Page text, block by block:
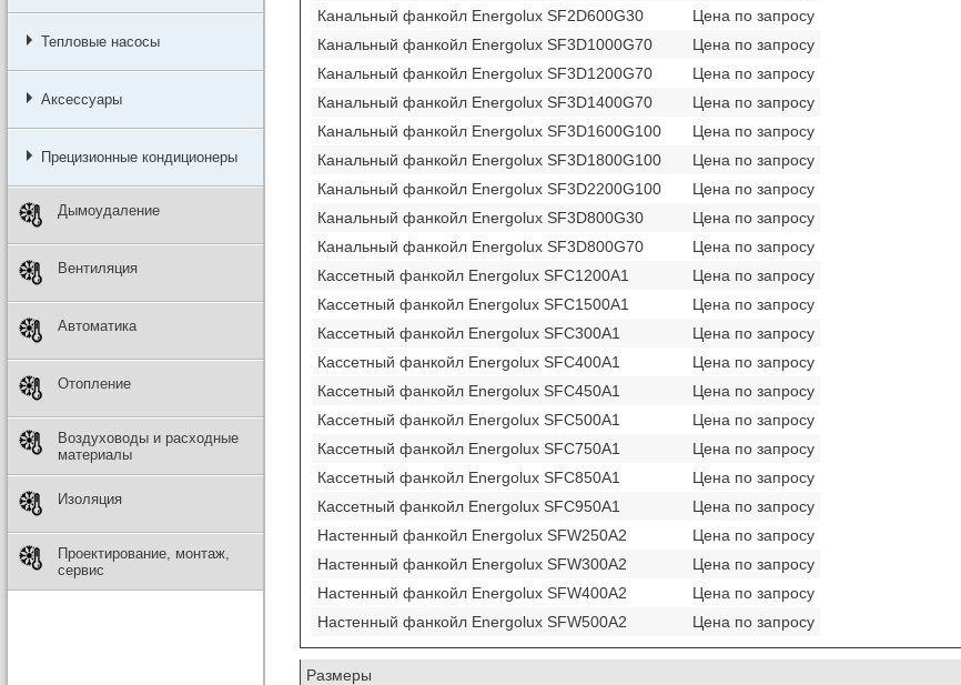
Тепловые насосы
Аксессуары
Прецизионные кондиционеры
Дымоудаление
Вентиляция
Автоматика
Отопление
Воздуховоды и расходные
материалы
Изоляция
Проектирование, монтаж,
сервис
Канальный фанкойл Energolux SF2D600G30
Цена по запросу
Канальный фанкойл Energolux SF3D1000G70
Цена по запросу
Канальный фанкойл Energolux SF3D1200G70
Цена по запросу
Канальный фанкойл Energolux SF3D1400G70
Цена по запросу
Канальный фанкойл Energolux SF3D1600G100
Цена по запросу
Канальный фанкойл Energolux SF3D1800G100
Цена по запросу
Канальный фанкойл Energolux SF3D2200G100
Цена по запросу
Канальный фанкойл Energolux SF3D800G30
Цена по запросу
Канальный фанкойл Energolux SF3D800G70
Цена по запросу
Кассетный фанкойл Energolux SFC1200A1
Цена по запросу
Кассетный фанкойл Energolux SFC1500A1
Цена по запросу
Кассетный фанкойл Energolux SFC300A1
Цена по запросу
Кассетный фанкойл Energolux SFC400A1
Цена по запросу
Кассетный фанкойл Energolux SFC450A1
Цена по запросу
Кассетный фанкойл Energolux SFC500A1
Цена по запросу
Кассетный фанкойл Energolux SFC750A1
Цена по запросу
Кассетный фанкойл Energolux SFC850A1
Цена по запросу
Кассетный фанкойл Energolux SFC950A1
Цена по запросу
Настенный фанкойл Energolux SFW250A2
Цена по запросу
Настенный фанкойл Energolux SFW300A2
Цена по запросу
Настенный фанкойл Energolux SFW400A2
Цена по запросу
Настенный фанкойл Energolux SFW500A2
Цена по запросу
Размеры